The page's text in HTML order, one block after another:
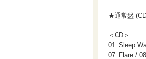
★通常盤
＜CD＞
01. Sleep
07. Flare /